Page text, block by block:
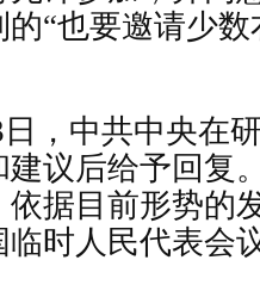
的“也要邀请少
日，中共中央在
议后给予回复
据目前形势的
时人民代表会